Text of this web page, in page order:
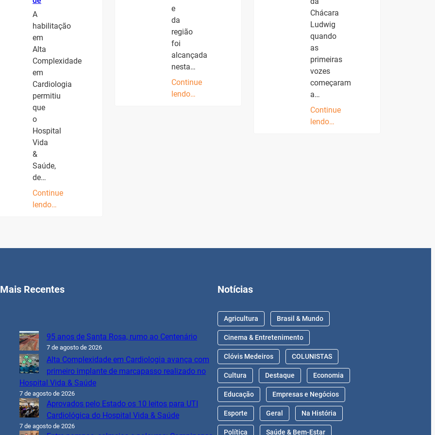
A
habilitação
em
Alta
Complexidade
em
Cardiologia
permitiu
que
o
Hospital
Vida
&
Saúde,
de…
Continue
lendo…
e
da
região
foi
alcançada
nesta…
Continue
lendo…
Chácara
Ludwig
quando
as
primeiras
vozes
começaram
a…
Continue
lendo…
Mais Recentes
95 anos de Santa Rosa, rumo ao Centenário
7 de agosto de 2026
Alta Complexidade em Cardiologia avança com
primeiro implante de marcapasso realizado no
Hospital Vida & Saúde
7 de agosto de 2026
Aprovados pelo Estado os 10 leitos para UTI
Cardiológica do Hospital Vida & Saúde
7 de agosto de 2026
Notícias
Agricultura Brasil & Mundo
Cinema & Entretenimento
Clóvis Medeiros COLUNISTAS
Cultura Destaque Economia
Educação Empresas e Negócios
Esporte Geral Na História
Política Saúde & Bem-Estar